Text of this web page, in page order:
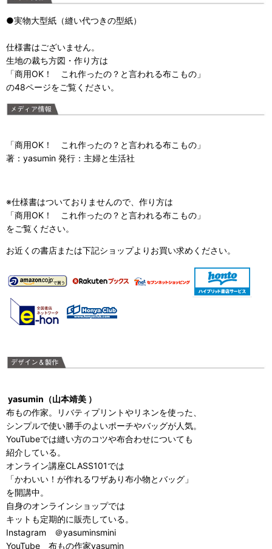
●実物大型紙（縫い代つきの型紙）
仕様書はございません。
生地の裁ち方図・作り方は
「商用OK！ これ作ったの？と言われる布こもの 」
の48ページをご覧ください。
「商用OK！ これ作ったの？と言われる布こもの 」
著：yasumin 発行：主婦と生活社
※仕様書はついておりませんので、作り方は
「商用OK！ これ作ったの？と言われる布こもの」
をご覧ください。
お近くの書店または下記ショップよりお買い求めください。
yasumin（山本靖美 ）
布もの作家。リバティプリントやリネンを使った、
シンプルで使い勝手のよいポーチやバッグが人気。
YouTubeでは縫い方のコツや布合わせについても
紹介している。
オンライン講座CLASS101では
「かわいい！が作れるワザあり布小物とバッグ」
を開講中。
自身のオンラインショップでは
キットも定期的に販売している。
Instagram ＠yasuminsmini
YouTube 布もの作家yasumin